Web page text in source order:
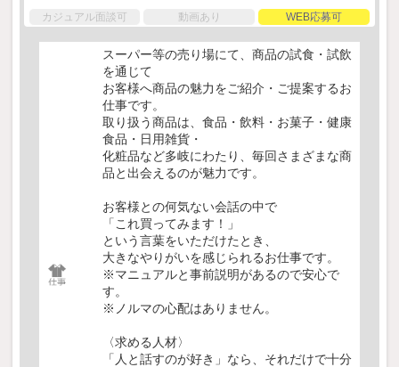
カジュアル面談可 動画あり WEB応募可
スーパー等の売り場にて、商品の試食・試飲
を通じて
お客様へ商品の魅力をご紹介・ご提案するお
仕事です。
取り扱う商品は、食品・飲料・お菓子・健康
食品・日用雑貨・
化粧品など多岐にわたり、毎回さまざまな商
品と出会えるのが魅力です。
お客様との何気ない会話の中で
「これ買ってみます！」
という言葉をいただけたとき、
大きなやりがいを感じられるお仕事です。
※マニュアルと事前説明があるので安心で
す。
※ノルマの心配はありません。
〈求める人材〉
「人と話すのが好き」なら、それだけで十分